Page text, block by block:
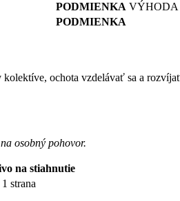
PODMIENKA VÝHODA
PODMIENKA
ochota vzdelávať sa a
osobný pohovor.
na stiahnutie
strana